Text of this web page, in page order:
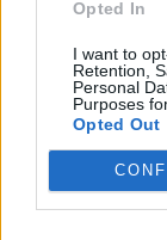
Opted In
I want to
Retention,
Personal
Purposes
Opted Out
Arqueologia